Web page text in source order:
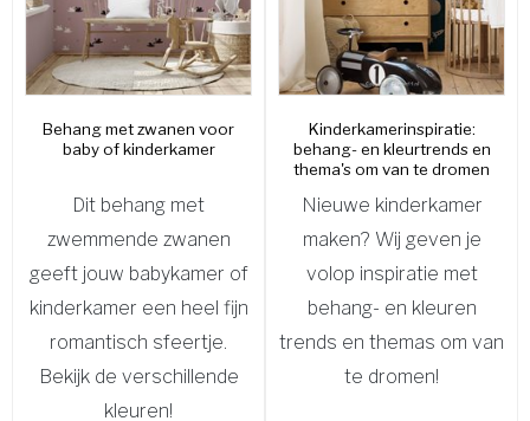
Behang met zwanen voor
baby of kinderkamer
Dit behang met
zwemmende zwanen
geeft jouw babykamer of
kinderkamer een heel fijn
romantisch sfeertje.
Bekijk de verschillende
kleuren!
Kinderkamerinspiratie:
behang- en kleurtrends en
thema's om van te dromen
Nieuwe kinderkamer
maken? Wij geven je
volop inspiratie met
behang- en kleuren
trends en themas om van
te dromen!